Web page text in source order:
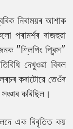
নিৰাময়ৰ আশাক
পৰামৰ্শৰ ৰাজহুৱা
"শ্লিপিং প্ৰিন্স"
দেখুওৱা বিৰল
কৰাটোৱে তেওঁৰ
কৰিছিল।
এক বিবৃতিত কয়